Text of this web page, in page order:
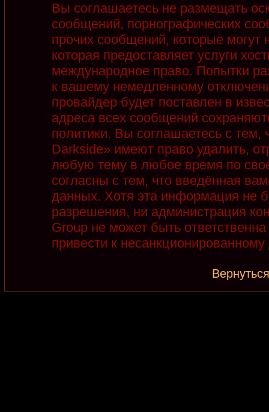
Вы соглашаетесь не размещать
сообщений, порнографических
прочих сообщений, которые
которая предоставляет услуги
международное право. Попытки
к вашему немедленному
провайдер будет поставлен в
адреса всех сообщений
политики. Вы соглашаетесь с
Darkside» имеют право удалить,
любую тему в любое время по
согласны с тем, что введённая
данных. Хотя эта информация не
разрешения, ни администрация
Group не может быть
привести к несанкционированному